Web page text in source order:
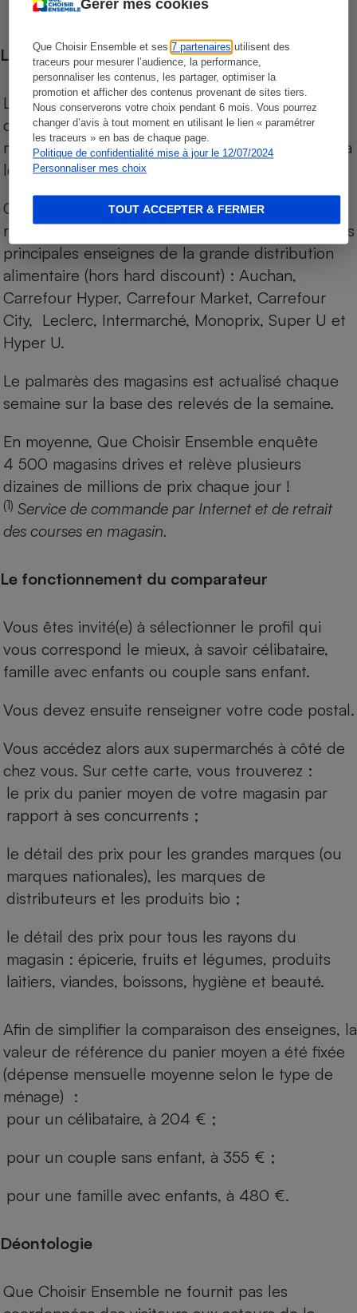
Gérer mes cookies
Que Choisir Ensemble et ses7 partenaires utilisent des
traceurs pour mesurer l’audience, la performance,
personnaliser les contenus, les partager, optimiser la
promotion et afficher des contenus provenant de sites tiers.
Nous conserverons votre choix pendant 6 mois. Vous pourrez
changer d’avis à tout moment en utilisant le lien « paramétrer
les traceurs » en bas de chaque page.
Politique de confidentialité mise à jour le 12/07/2024
Personnaliser mes choix
TOUT ACCEPTER & FERMER
Les comparaisons de prix
Les comparaisons sont réalisées sur l’ensemble
des produits des magasins. Les produits de
marques de distributeurs (MDD) sont comparés à
leurs équivalents chez leurs concurrents.
Chaque jour, les prix de tous les produits sont
relevés par Internet, sur les services drives (1) des
principales enseignes de la grande distribution
alimentaire (hors hard discount) : Auchan,
Carrefour Hyper, Carrefour Market, Carrefour
City, Leclerc, Intermarché, Monoprix, Super U et
Hyper U.
Le palmarès des magasins est actualisé chaque
semaine sur la base des relevés de la semaine.
En moyenne, Que Choisir Ensemble enquête
4 500 magasins drives et relève plusieurs
dizaines de millions de prix chaque jour !
(1) Service de commande par Internet et de retrait
des courses en magasin.
Le fonctionnement du comparateur
Vous êtes invité(e) à sélectionner le profil qui
vous correspond le mieux, à savoir célibataire,
famille avec enfants ou couple sans enfant.
Vous devez ensuite renseigner votre code postal.
Vous accédez alors aux supermarchés à côté de
chez vous. Sur cette carte, vous trouverez :
le prix du panier moyen de votre magasin par
rapport à ses concurrents ;
le détail des prix pour les grandes marques (ou
marques nationales), les marques de
distributeurs et les produits bio ;
le détail des prix pour tous les rayons du
magasin : épicerie, fruits et légumes, produits
laitiers, viandes, boissons, hygiène et beauté.
Afin de simplifier la comparaison des enseignes, la
valeur de référence du panier moyen a été fixée
(dépense mensuelle moyenne selon le type de
ménage) :
pour un célibataire, à 204 € ;
pour un couple sans enfant, à 355 € ;
pour une famille avec enfants, à 480 €.
Déontologie
Que Choisir Ensemble ne fournit pas les